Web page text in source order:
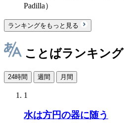
Padilla）
ランキングをもっと見る
ことばランキング
24時間 週間 月間
1
水は方円の器に随う